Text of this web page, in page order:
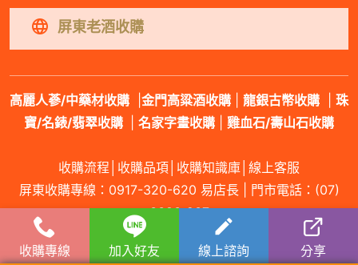
屏東老酒收購
高麗人蔘/中藥材收購 金門高粱酒收購 龍銀古幣收購
珠
寶/名錶/翡翠收購
名家字畫收購 雞血石/壽山石收購
收購流程 收購品項 收購知識庫 線上客服
屏東收購專線： 0917-320-620 易店長 | 門市電話： (07)
3383-237
服務範圍：屏東縣屏東市老酒收購、屏東縣三地門鄉老酒收購、屏東縣霧台鄉老
收購專線 加入好友 線上諮詢 分享